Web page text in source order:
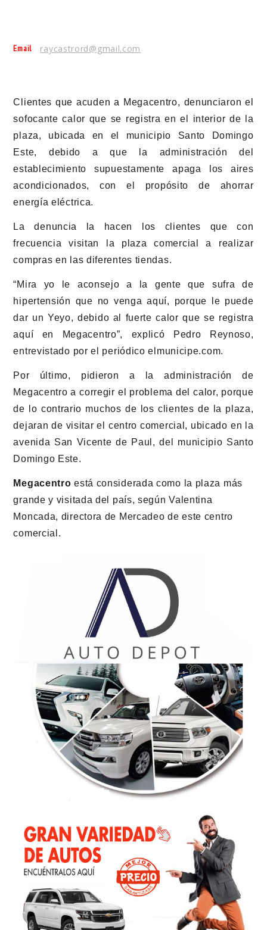
Email raycastrord@gmail.com
Clientes que acuden a Megacentro, denunciaron el
sofocante calor que se registra en el interior de la
plaza, ubicada en el municipio Santo Domingo
Este, debido a que la administración del
establecimiento supuestamente apaga los aires
acondicionados, con el propósito de ahorrar
energía eléctrica.
La denuncia la hacen los clientes que con
frecuencia visitan la plaza comercial a realizar
compras en las diferentes tiendas.
“Mira yo le aconsejo a la gente que sufra de
hipertensión que no venga aquí, porque le puede
dar un Yeyo, debido al fuerte calor que se registra
aquí en Megacentro”, explicó Pedro Reynoso,
entrevistado por el periódico elmunicipe.com.
Por último, pidieron a la administración de
Megacentro a corregir el problema del calor, porque
de lo contrario muchos de los clientes de la plaza,
dejaran de visitar el centro comercial, ubicado en la
avenida San Vicente de Paul, del municipio Santo
Domingo Este.
Megacentro está considerada como la plaza más
grande y visitada del país, según Valentina
Moncada, directora de Mercadeo de este centro
comercial.